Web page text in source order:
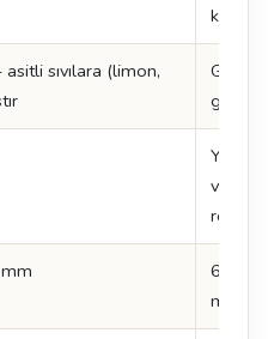
sıvılara (limon,
ve
renk
6 mm
mm